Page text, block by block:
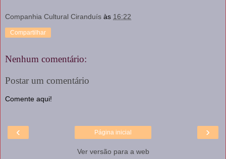
Companhia Cultural Ciranduís às 16:22
Compartilhar
Nenhum comentário:
Postar um comentário
Comente aqui!
‹ ›
Página inicial
Ver versão para a web